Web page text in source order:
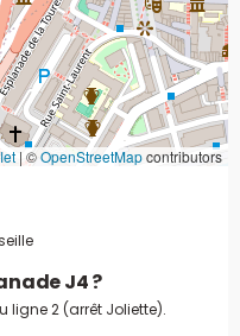
| ©OpenStreetMapcontributors
J4 ?
ligne 2 (arrêt Joliette).